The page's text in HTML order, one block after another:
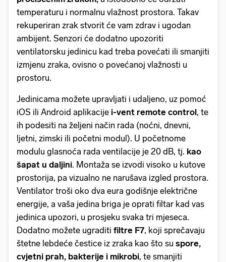
temperaturu i normalnu vlažnost prostora. Takav
rekuperiran zrak stvorit će vam zdrav i ugodan
ambijent. Senzori će dodatno upozoriti
ventilatorsku jedinicu kad treba povećati ili smanjiti
izmjenu zraka, ovisno o povećanoj vlažnosti u
prostoru.
Jedinicama možete upravljati i udaljeno, uz pomoć
iOS ili Android aplikacije i-vent remote control, te
ih podesiti na željeni način rada (noćni, dnevni,
ljetni, zimski ili početni modul). U početnome
modulu glasnoća rada ventilacije je 20 dB, tj. kao
šapat u daljini. Montaža se izvodi visoko u kutove
prostorija, pa vizualno ne narušava izgled prostora.
Ventilator troši oko dva eura godišnje električne
energije, a vaša jedina briga je oprati filtar kad vas
jedinica upozori, u prosjeku svaka tri mjeseca.
Dodatno možete ugraditi filtre F7, koji sprečavaju
štetne lebdeće čestice iz zraka kao što su spore,
cvjetni prah, bakterije i mikrobi, te smanjiti